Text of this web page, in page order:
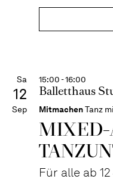
Sa
12
Sep
15:00 - 16:00
Balletthaus
MitmachenTanz
MIXED-­
Für alle ab